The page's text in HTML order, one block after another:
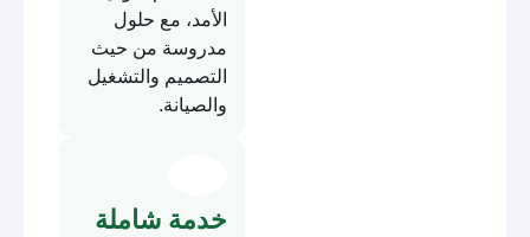
الأمد، مع حلول
مدروسة من حيث
التصميم والتشغيل
والصيانة.
خدمة شاملة